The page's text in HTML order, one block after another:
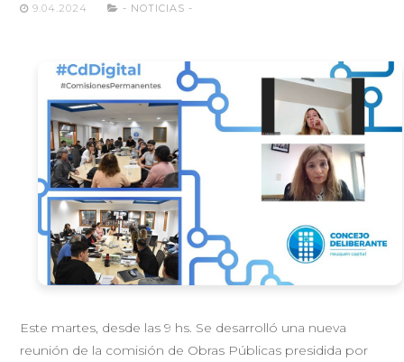
9.04.2024 - NOTICIAS -
Este martes, desde las 9 hs. Se desarrolló una nueva
reunión de la comisión de Obras Públicas presidida por